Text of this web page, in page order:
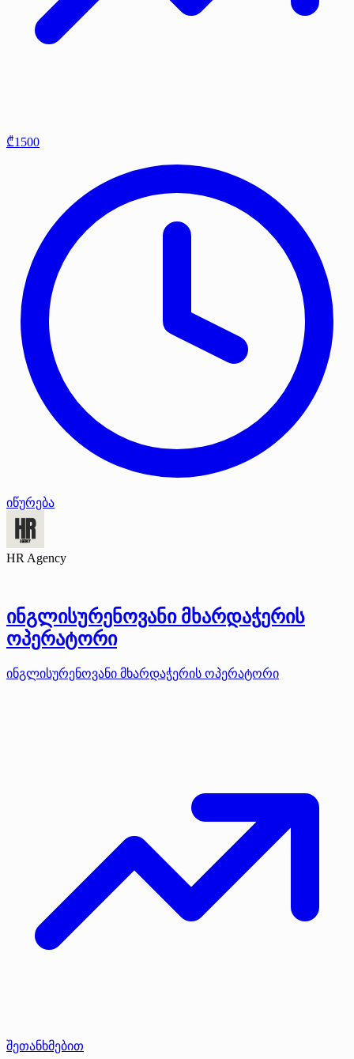
₾1500
იწურება
HR Agency
ინგლისურენოვანი მხარდაჭერის
ოპერატორი
ინგლისურენოვანი მხარდაჭერის ოპერატორი
შეთანხმებით